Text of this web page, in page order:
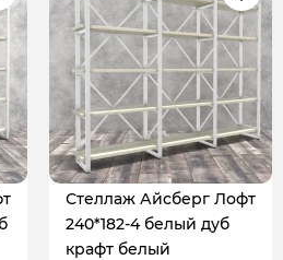
Стеллаж Айсберг Лофт
240*182-4 белый дуб
крафт белый